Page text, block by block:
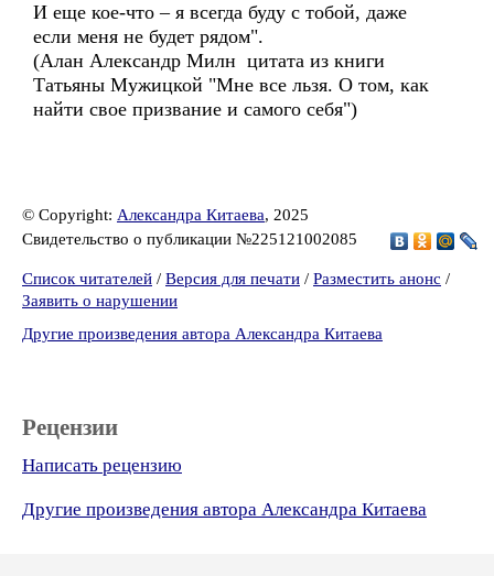
И еще кое-что – я всегда буду с тобой, даже
если меня не будет рядом".
(Алан Александр Милн цитата из книги
Татьяны Мужицкой "Мне все льзя. О том, как
найти свое призвание и самого себя")
© Copyright: Александра Китаева, 2025
Свидетельство о публикации №225121002085
Список читателей / Версия для печати / Разместить анонс /
Заявить о нарушении
Другие произведения автора Александра Китаева
Рецензии
Написать рецензию
Другие произведения автора Александра Китаева